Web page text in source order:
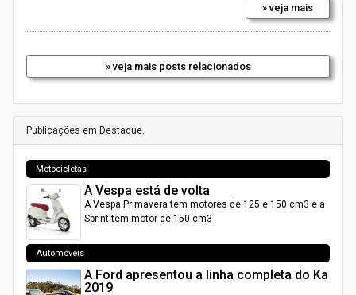
» veja mais
» veja mais posts relacionados
Publicações em Destaque.
Motocicletas
A Vespa está de volta
A Vespa Primavera tem motores de 125 e 150 cm3 e a
Sprint tem motor de 150 cm3
Automóveis
A Ford apresentou a linha completa do Ka
2019